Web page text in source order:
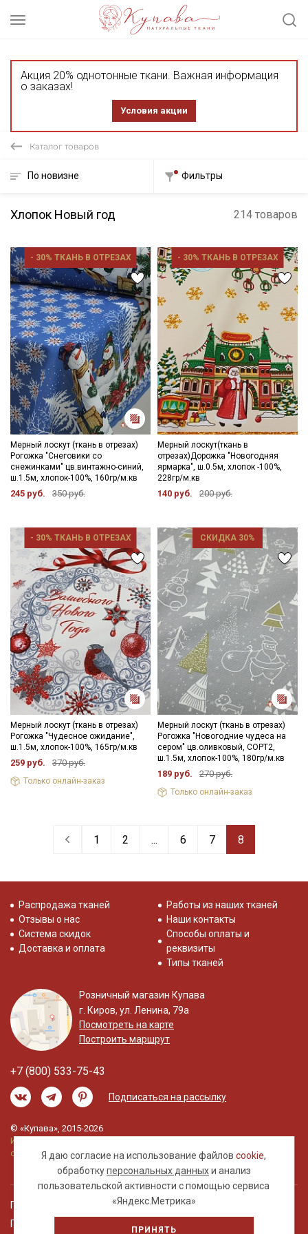
Акция 20% однотонные ткани. Важная информация
о заказах!
Условия акции
Каталог товаров
По новизне Фильтры
Хлопок Новый год 214 товаров
- 30% ТКАНЬ В ОТРЕЗАХ
Мерный лоскут (ткань в отрезах)
Рогожка "Снеговики со
снежинками" цв.винтажно-синий,
ш.1.5м, хлопок-100%, 160гр/м.кв
245 руб. 350 руб.
- 30% ТКАНЬ В ОТРЕЗАХ
Мерный лоскут(ткань в
отрезах)Дорожка "Новогодняя
ярмарка", ш.0.5м, хлопок -100%,
228гр/м.кв
140 руб. 200 руб.
- 30% ТКАНЬ В ОТРЕЗАХ
Мерный лоскут (ткань в отрезах)
Рогожка "Чудесное ожидание",
ш.1.5м, хлопок-100%, 165гр/м.кв
259 руб. 370 руб.
Только онлайн-заказ
СКИДКА 30%
Мерный лоскут (ткань в отрезах)
Рогожка "Новогодние чудеса на
сером" цв.оливковый, СОРТ2,
ш.1.5м, хлопок-100%, 180гр/м.кв
189 руб. 270 руб.
Только онлайн-заказ
1 2 ... 6 7 8
Я даю согласие на использование файловcookie,
обработкуперсональных данныхи анализ
пользовательской активности с помощью сервиса
«Яндекс.Метрика»
ПРИНЯТЬ
Распродажа тканей
Отзывы о нас
Система скидок
Доставка и оплата
Работы из наших тканей
Наши контакты
Способы оплаты и
реквизиты
Типы тканей
Розничный магазин Купава
г. Киров, ул. Ленина, 79а
Посмотреть на карте
Построить маршрут
+7 (800) 533-75-43
Подписаться на рассылку
© «Купава», 2015-2026
Информация на сайте не является публичной
офертой.
Правовая информация
Политика обработки персональных данных
Мы публикуем здесь дополнительные
промокоды и скидки до 30% на узкие
категории тканей
Электронная почта
Подписаться
Ознакомлен(а) сПолитикой обработки персональных
данныхи даюСогласие на обработку персональных
данных
ДаюСогласие на получение рекламных и
информационных рассылок